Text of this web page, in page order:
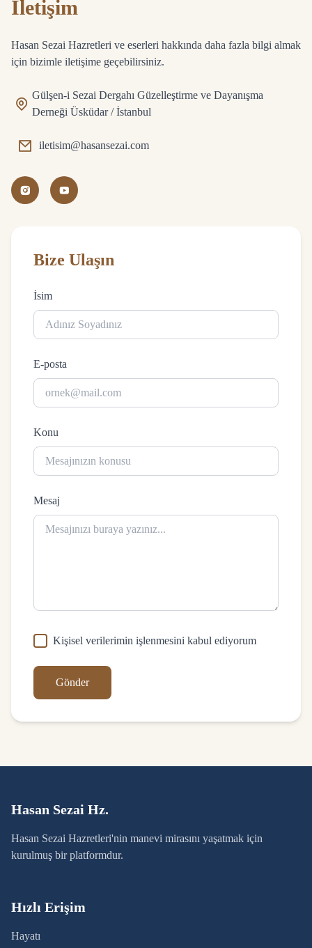
İletişim
İletişim
Hasan Sezai Hazretleri ve eserleri hakkında daha fazla bilgi almak
için bizimle iletişime geçebilirsiniz.
Gülşen-i Sezai Dergahı Güzelleştirme ve Dayanışma
Derneği Üsküdar / İstanbul
iletisim@hasansezai.com
Bize Ulaşın
İsim
E-posta
Konu
Mesaj
Kişisel verilerimin işlenmesini kabul ediyorum
Gönder
Hasan Sezai Hz.
Hasan Sezai Hazretleri'nin manevi mirasını yaşatmak için
kurulmuş bir platformdur.
Hızlı Erişim
Hayatı